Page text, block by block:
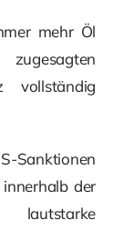
mehr Öl
vollständig
Sanktionen
der